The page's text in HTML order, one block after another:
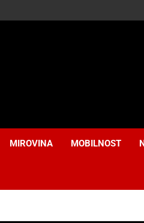
MIROVINA MOBILNOST